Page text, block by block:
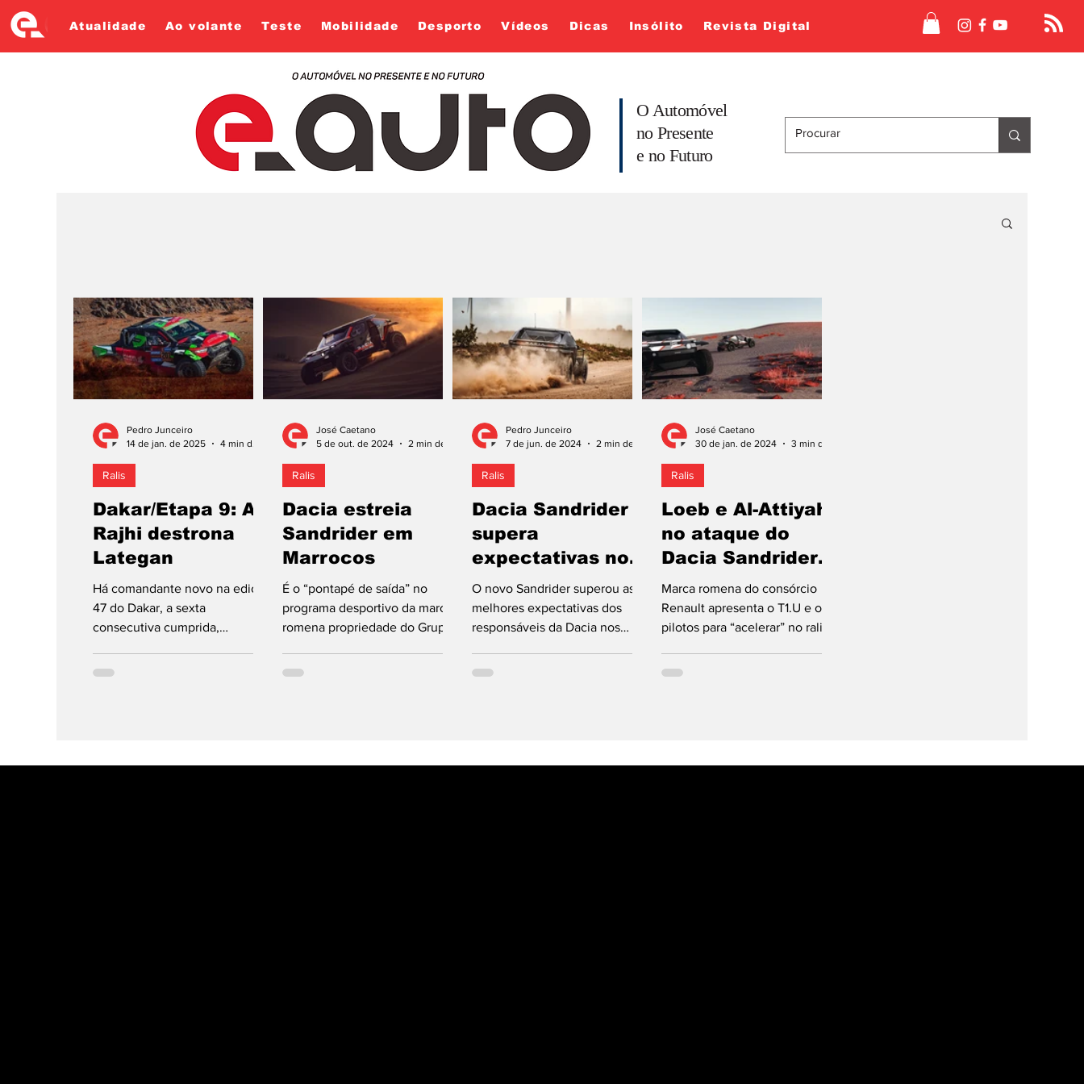
Atualidade Ao volante Teste Mobilidade Desporto Vídeos Dicas Insólito Revista Digital
O Automóvel
no Presente
e no Futuro
Dakar/Etapa 9: Al
Rajhi destrona
Lategan
Há comandante novo na edição
47 do Dakar, a sexta
consecutiva cumprida,
Saudita. Cumprindo a "especial"
Ralis
Pedro Junceiro
14 de jan. de 2025
4 min de leitura
Dacia estreia
Sandrider em
Marrocos
É o “pontapé de saída” no
programa desportivo da marca
romena propriedade do Grupo
no… Dakar. Até dia 11,...
Ralis
José Caetano
5 de out. de 2024
Dacia Sandrider
supera
expectativas nos
testes iniciais
O novo Sandrider superou as
melhores expectativas dos
responsáveis da Dacia nos
longo das últimas semanas....
Ralis
Pedro Junceiro
7 de jun. de 2024
Loeb e Al-Attiyah
no ataque do
Dacia Sandrider
ao Dakar
Marca romena do consórcio
Renault apresenta o T1.U e os
pilotos para “acelerar” no rali-
conta-lhe (quase)...
Ralis
José Caetano
30 de jan. de 2024